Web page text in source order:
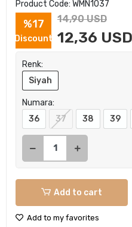
Product Code: WMN1037
%17
Discount
14,90 USD
12,36 USD
Renk:
Siyah
Numara:
36
37 38 39
Add to cart
Add to my favorites